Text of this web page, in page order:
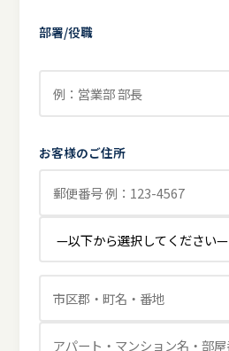
部署/役職
お客様のご住所